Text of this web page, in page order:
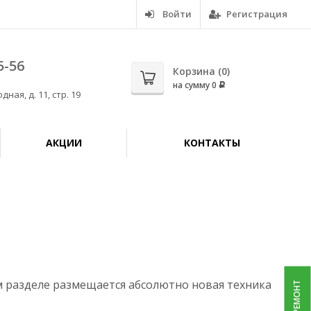
Войти Регистрация
56
д. 11, стр. 19
Корзина (0)
на сумму0 Р
АКЦИИ КОНТАКТЫ
размещается абсолютно новая техника